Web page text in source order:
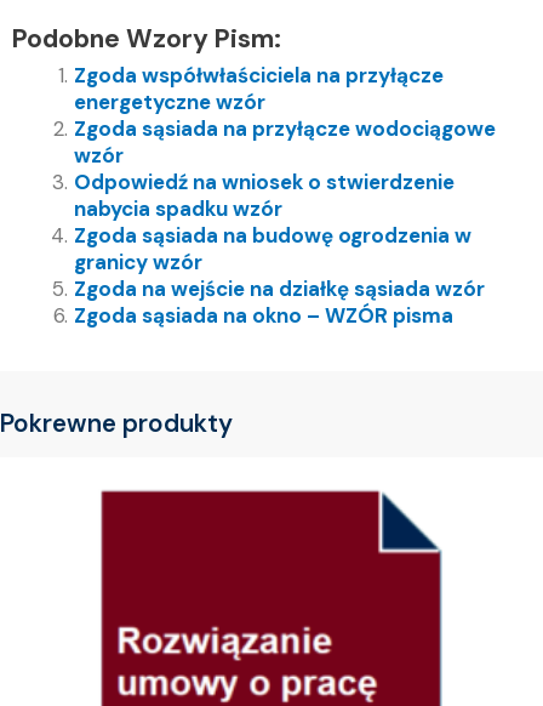
Podobne Wzory Pism:
Zgoda współwłaściciela na przyłącze
energetyczne wzór
Zgoda sąsiada na przyłącze wodociągowe
wzór
Odpowiedź na wniosek o stwierdzenie
nabycia spadku wzór
Zgoda sąsiada na budowę ogrodzenia w
granicy wzór
Zgoda na wejście na działkę sąsiada wzór
Zgoda sąsiada na okno – WZÓR pisma
Pokrewne produkty